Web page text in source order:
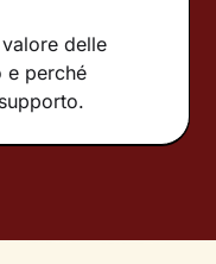
delle
e perché